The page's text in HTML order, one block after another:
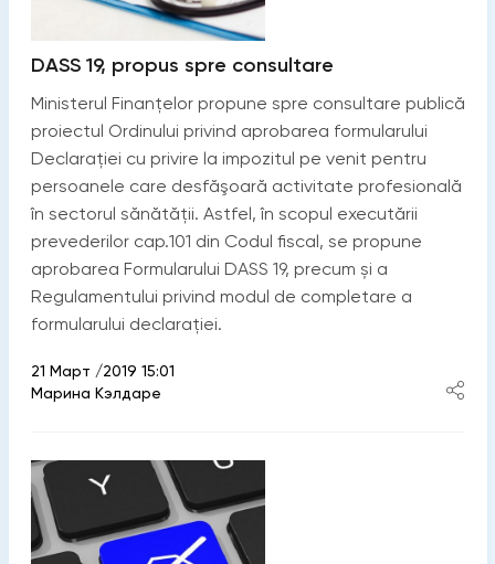
DASS 19, propus spre consultare
Ministerul Finanțelor propune spre consultare publică
proiectul Ordinului privind aprobarea formularului
Declarației cu privire la impozitul pe venit pentru
persoanele care desfăşoară activitate profesională
în sectorul sănătății. Astfel, în scopul executării
prevederilor cap.101 din Codul fiscal, se propune
aprobarea Formularului DASS 19, precum și a
Regulamentului privind modul de completare a
formularului declarației.
21 Март /2019 15:01
Марина Кэлдаре